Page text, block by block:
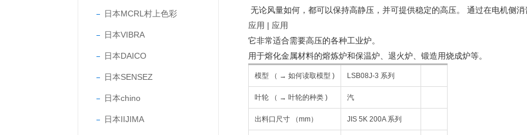
日本MCRL村上色彩
日本VIBRA
日本DAICO
日本SENSEZ
日本chino
日本IIJIMA
无论风量如何，都可以保持高静压，并可提供稳定的高压。 通过在电机侧消
应用 | 应用
它非常适合需要高压的各种工业炉。
用于熔化金属材料的熔炼炉和保温炉、退火炉、锻造用烧成炉等。
模型 （ → 如何读取模型 ) LSB08J-3 系列
叶轮 （ → 叶轮的种类 ) 汽
出料口尺寸 （mm） JIS 5K 200A 系列